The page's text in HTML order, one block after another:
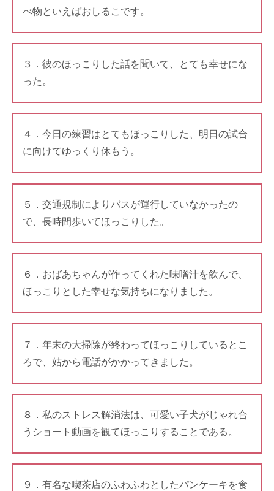
べ物といえばおしるこです。
３．彼のほっこりした話を聞いて、とても幸せにな
った。
４．今日の練習はとてもほっこりした、明日の試合
に向けてゆっくり休もう。
５．交通規制によりバスが運行していなかったの
で、長時間歩いてほっこりした。
６．おばあちゃんが作ってくれた味噌汁を飲んで、
ほっこりとした幸せな気持ちになりました。
７．年末の大掃除が終わってほっこりしているとこ
ろで、姑から電話がかかってきました。
８．私のストレス解消法は、可愛い子犬がじゃれ合
うショート動画を観てほっこりすることである。
９．有名な喫茶店のふわふわとしたパンケーキを食